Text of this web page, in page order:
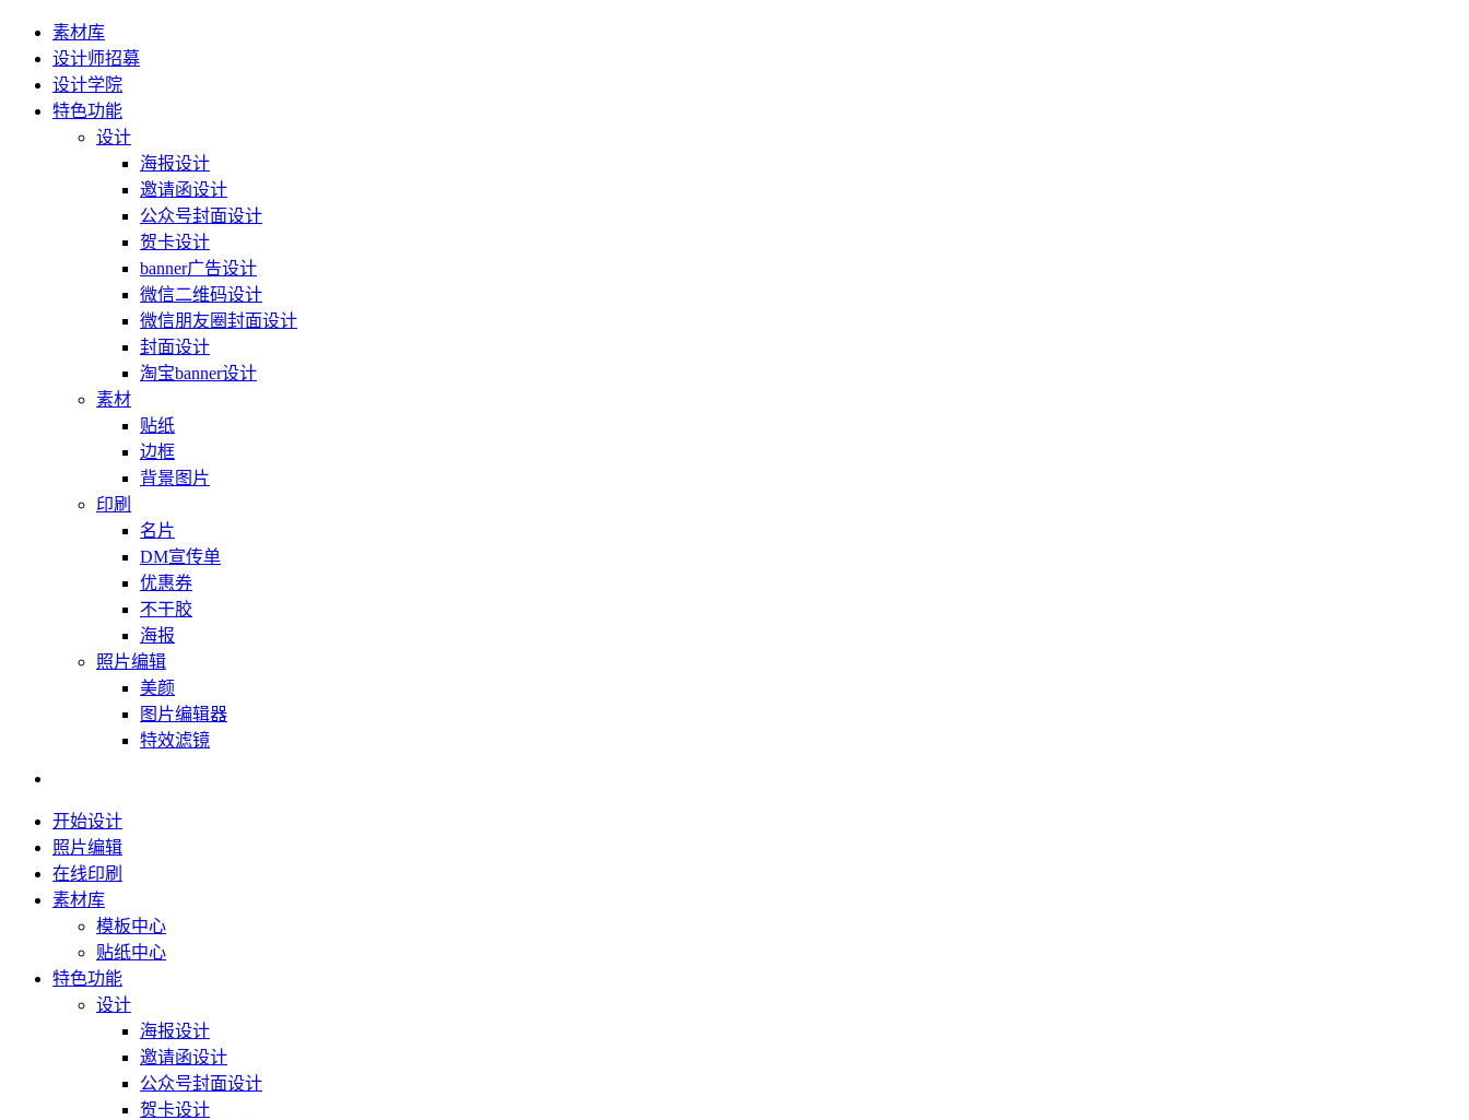
素材库
设计师招募
设计学院
特色功能
设计
海报设计
邀请函设计
公众号封面设计
贺卡设计
banner广告设计
微信二维码设计
微信朋友圈封面设计
封面设计
淘宝banner设计
素材
贴纸
边框
背景图片
印刷
名片
DM宣传单
优惠券
不干胶
海报
照片编辑
美颜
图片编辑器
特效滤镜
开始设计
照片编辑
在线印刷
素材库
模板中心
贴纸中心
特色功能
设计
海报设计
邀请函设计
公众号封面设计
贺卡设计